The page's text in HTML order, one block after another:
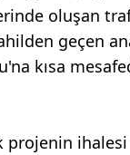
oluşan
geçen
kısa
projenin